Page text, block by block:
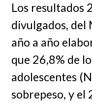
Los resultados
divulgados, del
año a año
que 26,8% de
adolescentes
sobrepeso, y el